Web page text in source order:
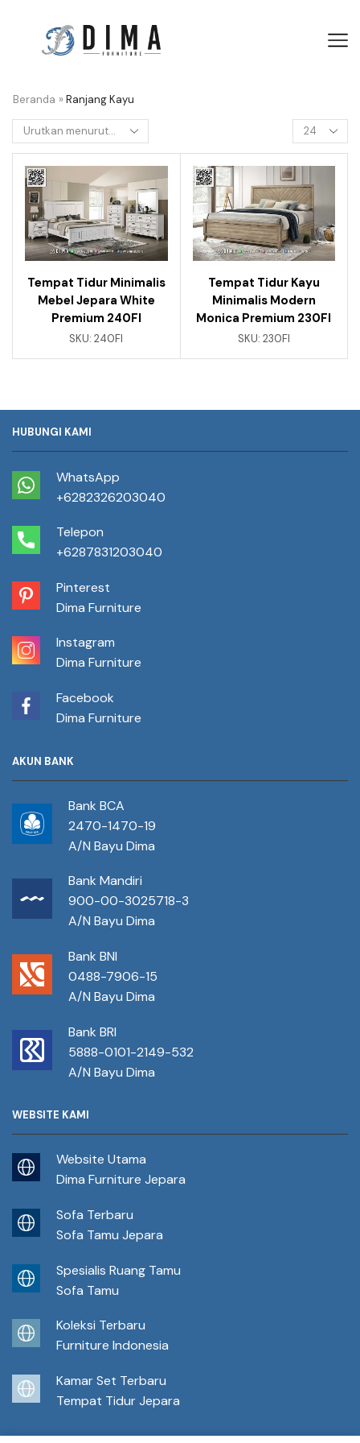
Beranda » Ranjang Kayu
Tempat Tidur Minimalis
Mebel Jepara White
Premium 240FI
SKU:240FI
Tempat Tidur Kayu
Minimalis Modern
Monica Premium 230FI
SKU: 230FI
HUBUNGI KAMI
WhatsApp
+6282326203040
Telepon
+6287831203040
Pinterest
Dima Furniture
Instagram
Dima Furniture
Facebook
Dima Furniture
AKUN BANK
Bank BCA
2470-1470-19
A/N Bayu Dima
Bank Mandiri
900-00-3025718-3
A/N Bayu Dima
Bank BNI
0488-7906-15
A/N Bayu Dima
Bank BRI
5888-0101-2149-532
A/N Bayu Dima
WEBSITE KAMI
Website Utama
Dima Furniture Jepara
Sofa Terbaru
Sofa Tamu Jepara
Spesialis Ruang Tamu
Sofa Tamu
Koleksi Terbaru
Furniture Indonesia
Kamar Set Terbaru
Tempat Tidur Jepara